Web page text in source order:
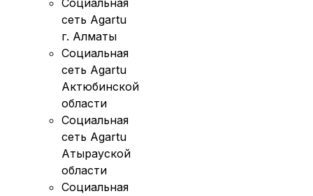
Социальная
сеть Agartu
г. Алматы
Социальная
сеть Agartu
Актюбинской
области
Социальная
сеть Agartu
Атырауской
области
Социальная